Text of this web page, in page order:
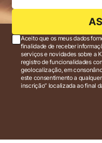
Aceito que os meus dados
finalidade de receber
serviços e novidades sobre a Karcher Brasil via e-mail marketing e
registro de funcionalidades
geolocalização, em
este consentimento a
inscrição” localizada ao final